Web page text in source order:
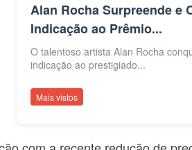
Alan Rocha Surpreende e
Indicação ao Prêmio...
O talentoso artista Alan Rocha
indicação ao prestigiado...
Mais vistos